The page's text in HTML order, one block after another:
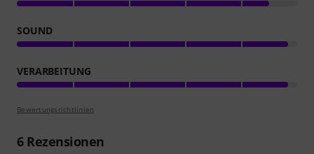
SOUND
VERARBEITUNG
Bewertungsrichtlinien
6Rezensionen